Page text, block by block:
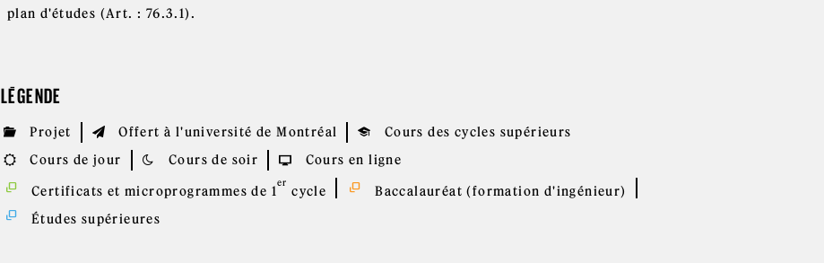
plan d'études (Art. : 76.3.1).
LÉGENDE
Projet Offert à l'université de Montréal
Cours des cycles supérieurs
Cours de jour
Cours de soir
Cours en ligne
Certificats et microprogrammes de 1
er
cycle
Baccalauréat (formation d'ingénieur)
Études supérieures